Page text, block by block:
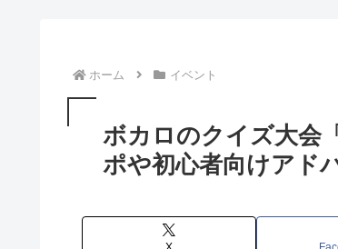
ホーム イベント
ボカロのクイズ大会
ポや初心者向けアド